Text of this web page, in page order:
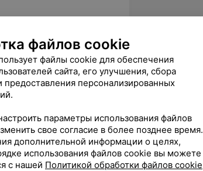
мозга».файлов cookie
файлы cookie для обеспечения
сайта, его улучшения, сбора
предоставления персонализированных
параметры использования файлов
свое согласие в более позднее время.
дополнительной информации о целях,
использования файлов cookie вы можете
с нашей Политикой обработки файлов cookie